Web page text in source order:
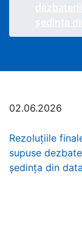
02.06.2026
Rezoluţiile
supuse
şedinţa din